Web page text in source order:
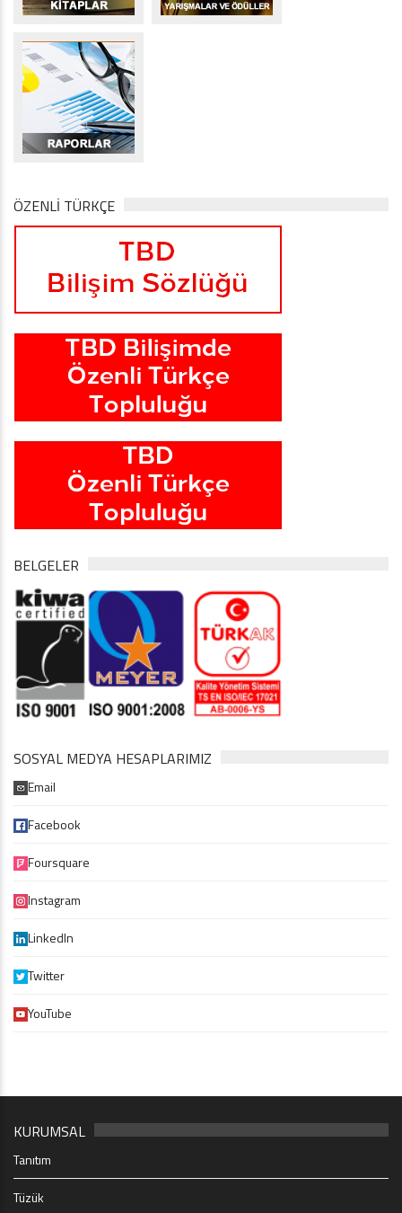
ÖZENLİ TÜRKÇE
BELGELER
SOSYAL MEDYA HESAPLARIMIZ
Email
Facebook
Foursquare
Instagram
LinkedIn
Twitter
YouTube
KURUMSAL
Tanıtım
Tüzük